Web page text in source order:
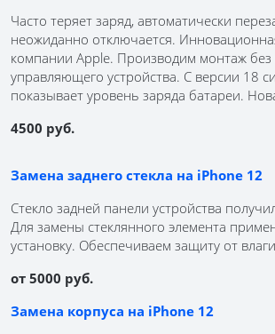
Часто теряет заряд, автоматически
неожиданно отключается.
компании Apple. Производим монтаж
управляющего устройства. С версии 18
показывает уровень заряда батареи.
4500 руб.
Замена заднего стекла на iPhone 12
Стекло задней панели устройства
Для замены стеклянного элемента
установку. Обеспечиваем защиту от
от 5000 руб.
Замена корпуса на iPhone 12